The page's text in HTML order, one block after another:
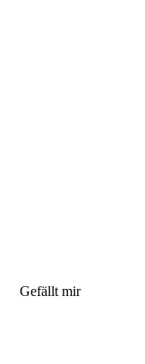
Gefällt mir